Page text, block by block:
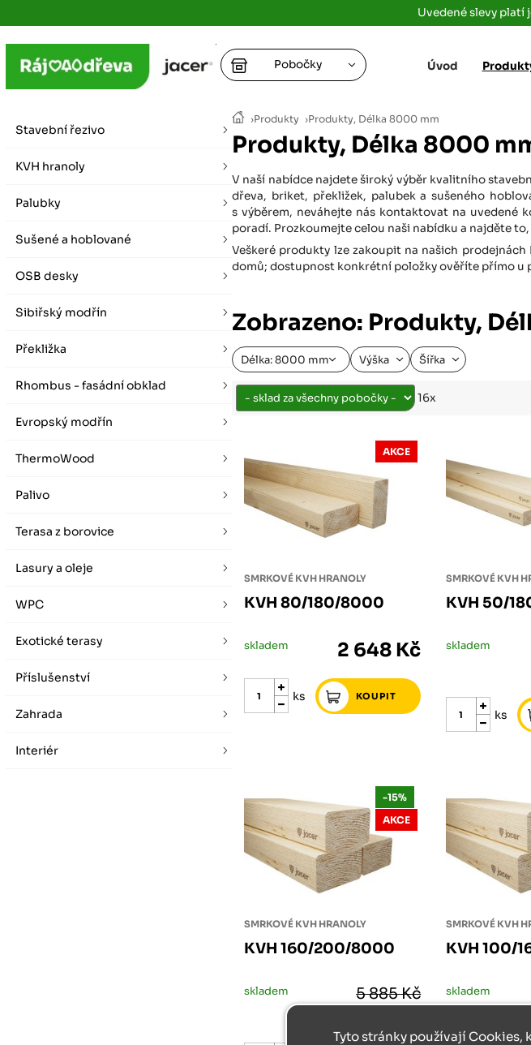
Uvedené slevy platí
›Produkty ›Produkty, Délka 8000 mm
Produkty, Délka 8000
V naší nabídce najdete široký výběr kvalitního
dřeva, briket, překližek, palubek a sušeného
s výběrem, neváhejte nás kontaktovat na uvedené
poradí. Prozkoumejte celou naši nabídku a najděte
Veškeré produkty lze zakoupit na našich prodejnách
domů; dostupnost konkrétní položky ověříte přímo u
Zobrazeno: Produkty,
Délka: 8000 mm Výška Šířka
16x
SMRKOVÉ KVH HRANOLY
KVH 80/180/8000
AKCE
skladem 2 648 Kč
ks
SMRKOVÉ KVH
KVH 50/
skladem
ks
SMRKOVÉ KVH HRANOLY
KVH 160/200/8000
-15%
AKCE
skladem 5 885 Kč
SMRKOVÉ KVH
KVH 100/
skladem
Stavební řezivo
KVH hranoly
Palubky
Sušené a hoblované
OSB desky
Sibiřský modřín
Překližka
Rhombus - fasádní obklad
Evropský modřín
ThermoWood
Palivo
Terasa z borovice
Lasury a oleje
WPC
Exotické terasy
Příslušenství
Zahrada
Interiér
Úvod
Pobočky
+
+
Letní otevírací doba (březen - říjen)
Po-Pá 07:00 - 16:00, So 08:00 - 12:00 (ne Liberec)
Zimní otevírací doba (listopad - únor)
Po-Pá 08:00 - 16:00, So 08:00 - 12:00 (ne Liberec)
vybírat zde
vybírat zde
Rovná 181
Březhrad,
Praha
vybírat zde
Tůmovka 110
(Za čerpací
Předboj, 250
Liberec
vybírat zde
Partyzánská
(na konci ulice
Růžodol XI –
Tyto stránky používají